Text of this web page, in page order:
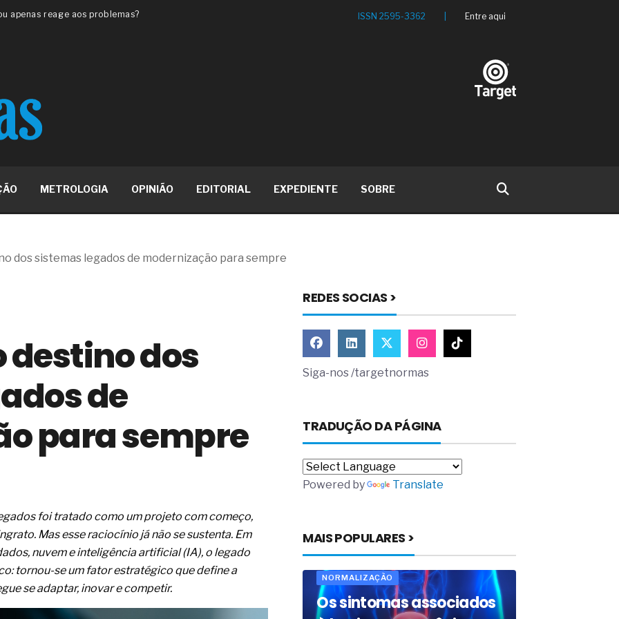
apenas reage aos problemas?
má-fé para tentar criar uma
ISO
metabólica
ânus
de ovário
da fadiga crônica
B2B e a venda complexa
dos fios, cabos e
com tipologia de giro para as
apenas reage aos problemas?
a frio in situ com emulsão
ânus
de ovário
cabelos ou calvície
o resultado positivo
em estruturas hidráulicas de
ISSN 2595-3362 Entre aqui
METROLOGIA OPINIÃO EDITORIAL EXPEDIENTE SOBRE
dos sistemas legados de modernização para sempre
destino dos
de
para sempre
foi tratado como um projeto com começo,
Mas esse raciocínio já não se sustenta. Em
nuvem e inteligência artificial (IA), o legado
tornou-se um fator estratégico que define a
se adaptar, inovar e competir.
REDES SOCIAS >
Siga-nos /targetnormas
TRADUÇÃO DA PÁGINA
Powered by Translate
MAIS POPULARES >
NORMALIZAÇÃO
Os sintomas associados